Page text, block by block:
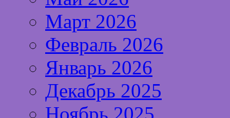
Март 2026
Февраль 2026
Январь 2026
Декабрь 2025
Ноябрь 2025